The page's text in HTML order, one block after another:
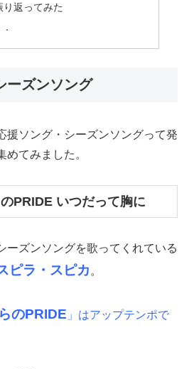
返ってみた
ーズンソング
援ソング・シーズンソングって発
てみました。
PRIDE いつだって胸に
ーズンソングを歌ってくれている
ピラ・スピカ 。
のPRIDE 」はアップテンポで